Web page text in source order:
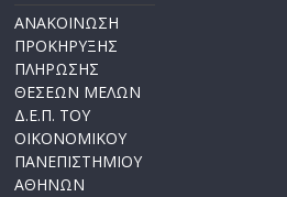
ΑΝΑΚΟΙΝΩΣΗ
ΠΡΟΚΗΡΥΞΗΣ
ΠΛΗΡΩΣΗΣ
ΘΕΣΕΩΝ ΜΕΛΩΝ
Δ.Ε.Π. ΤΟΥ
ΟΙΚΟΝΟΜΙΚΟΥ
ΠΑΝΕΠΙΣΤΗΜΙΟΥ
ΑΘΗΝΩΝ